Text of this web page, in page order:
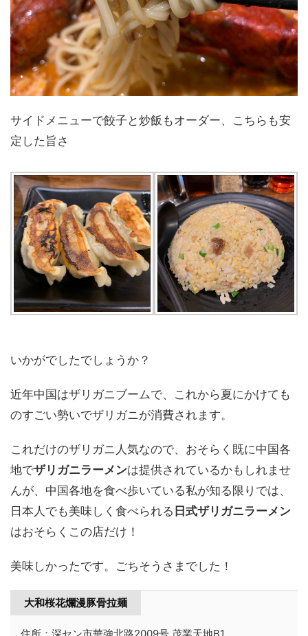
サイドメニューで餃子と炒飯もオーダー、こちらも安
定した旨さ
いかがでしたでしょうか？
近年中国はザリガニブームで、これから夏にかけても
のすごい勢いでザリガニが消費されます。
これだけのザリガニ人気なので、おそらく既に中国各
地でザリガニラーメンは提供されているかもしれませ
んが、中国各地を食べ歩いている私が知る限りでは、
日本人でも美味しく食べられる 日式ザリガニラーメン
はおそらくこの店だけ！
美味しかったです。ごちそうさまでした！
大和桜花爛漫豚骨拉麺